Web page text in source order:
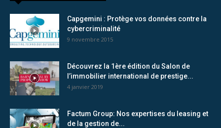
Capgemini : Protège vos données contre la
cybercriminalité
9 novembre 2015
Découvrez la 1ère édition du Salon de
l’immobilier international de prestige...
4 janvier 2019
Factum Group: Nos expertises du leasing et
de la gestion de...